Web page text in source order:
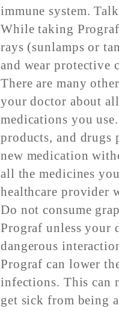
immune system.
While taking
rays (sunlamps or
and wear protective
There are many
your doctor about
medications you
products, and drugs
new medication
all the medicines
healthcare provider
Do not consume
Prograf unless your
dangerous
Prograf can lower
infections. This can
get sick from being